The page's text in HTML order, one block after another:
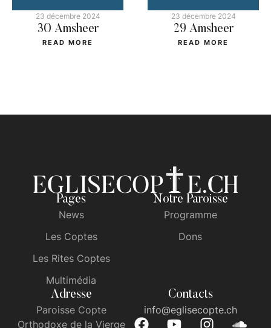
23 décembre 2024
30 Amsheer
READ MORE
23 décembre 2024
29 Amsheer
READ MORE
Pages
News
Les Coptes
Les Rites Coptes
Multimédia
Notre Paroisse
Programme
Dons
Adresse
Paroisse Copte
Orthodoxe de la Vierge
Contacts
info@eglisecopte.ch